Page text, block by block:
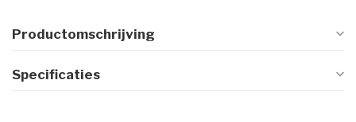
Productomschrijving
Specificaties